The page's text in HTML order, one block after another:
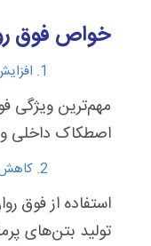
خواص فوق
مهم‌ترین ویژگی
اصطکاک داخلی و
استفاده از فوق
تولید بتن‌های